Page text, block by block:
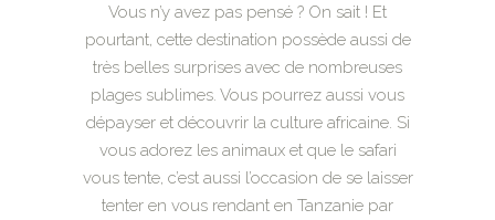
Vous n’y avez pas pensé ? On sait ! Et
pourtant, cette destination possède aussi de
très belles surprises avec de nombreuses
plages sublimes. Vous pourrez aussi vous
dépayser et découvrir la culture africaine. Si
vous adorez les animaux et que le safari
vous tente, c’est aussi l’occasion de se laisser
tenter en vous rendant en Tanzanie par